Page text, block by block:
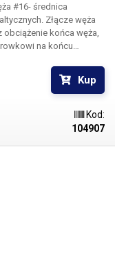
#16- średnica
węża
obciążenie końca węża,
na końcu
1 szt. węża #16
Kup
Kod:
104907